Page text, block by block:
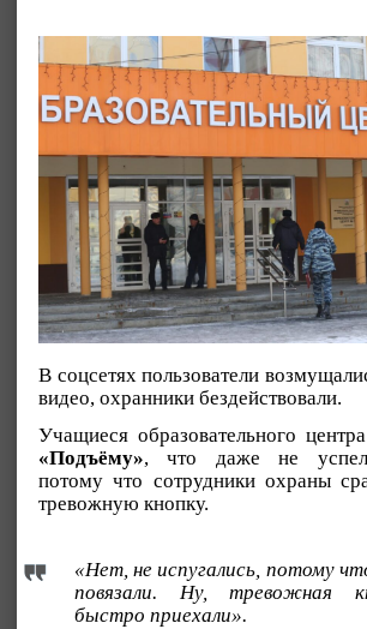
В соцсетях пользователи
видео, охранники бездействовали.
Учащиеся образовательного
«Подъёму», что даже не
потому что сотрудники охраны
тревожную кнопку.
«Нет, не испугались, потому
повязали. Ну, тревожная
быстро приехали».